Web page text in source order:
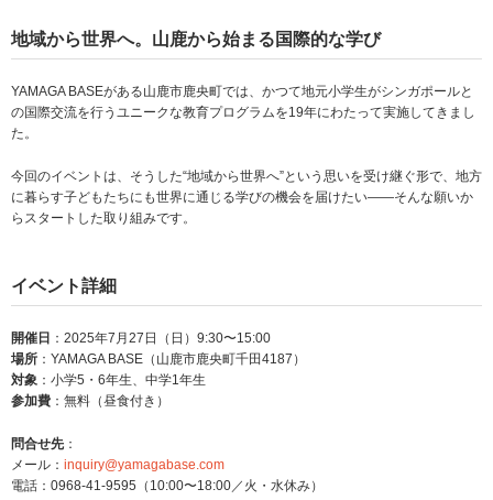
地域から世界へ。山鹿から始まる国際的な学び
YAMAGA BASEがある山鹿市鹿央町では、かつて地元小学生がシンガポールと
の国際交流を行うユニークな教育プログラムを19年にわたって実施してきまし
た。
今回のイベントは、そうした“地域から世界へ”という思いを受け継ぐ形で、地方
に暮らす子どもたちにも世界に通じる学びの機会を届けたい——そんな願いか
らスタートした取り組みです。
イベント詳細
開催日 ：2025年7月27日（日）9:30〜15:00
場所 ：YAMAGA BASE（山鹿市鹿央町千田4187）
対象 ：小学5・6年生、中学1年生
参加費 ：無料（昼食付き）
問合せ先 ：
メール： inquiry@yamagabase.com
電話：0968-41-9595（10:00〜18:00／火・水休み）